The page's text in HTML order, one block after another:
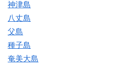
神津島
八丈島
父島
種子島
奄美大島